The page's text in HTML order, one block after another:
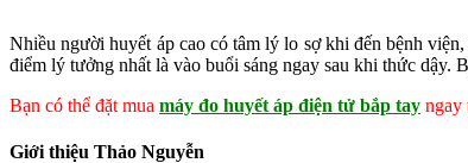
Nhiều người huyết áp cao có tâm lý lo sợ khi đến bệnh
điểm lý tưởng nhất là vào buổi sáng ngay sau khi thức dậy.
Bạn có thể đặt mua máy đo huyết áp điện tử bắp tay ngay
Giới thiệu Thảo Nguyễn